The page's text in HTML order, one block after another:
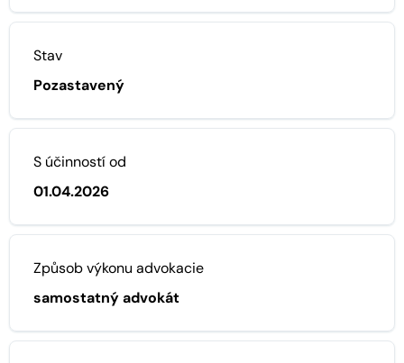
Stav
Pozastavený
S účinností od
01.04.2026
Způsob výkonu advokacie
samostatný advokát